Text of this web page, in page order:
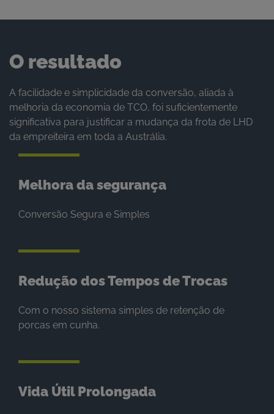
O resultado
A facilidade e simplicidade da conversão, aliada à
melhoria da economia de TCO, foi suficientemente
significativa para justificar a mudança da frota de LHD
da empreiteira em toda a Austrália.
Melhora da segurança
Conversão Segura e Simples
Redução dos Tempos de Trocas
Com o nosso sistema simples de retenção de
porcas em cunha.
Vida Útil Prolongada